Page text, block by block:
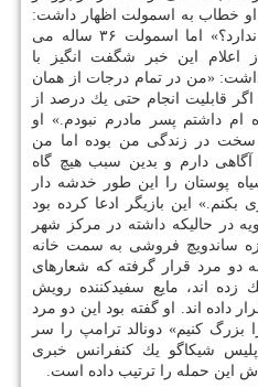
او خطاب به اسمولت اظهار داشت:
«هیچ نجابتی در این مرد وجود ندارد؟» اما اسمولت ۳۶ ساله می
این خبر شگفت انگیز با
«من در تمام درجات از همان
قابلیت انجام حتی یك درصد از
ام داشتم پسر مادرم نبودم.» او
سخت در زندگی من بوده اما من
دارم و بدین سبب هیچ گاه
پوستان را این طور خدشه دار
بكنم.» این بازیگر ادعا كرده بود
در حالیكه داشته در مركز شهر
ساندویچ فروشی به سمت خانه
مرد قرار گرفته كه شعارهای
زده اند، مایع سفیدكننده رویش
داده اند. او گفته بود این دو مرد
بزرگ كنیم» دونالد ترامپ را سر
پلیس شیكاگو یك كنفرانس خبری
این حمله را ترتیب داده است.